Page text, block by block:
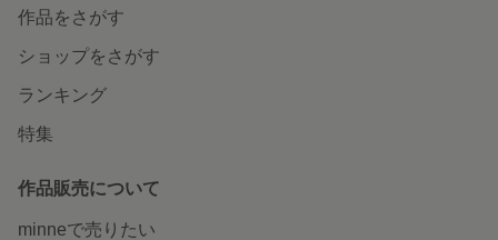
作品をさがす
ショップをさがす
ランキング
特集
作品販売について
minneで売りたい